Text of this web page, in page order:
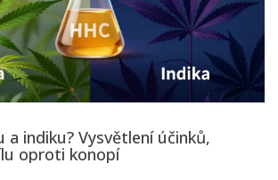
a indiku? Vysvětlení účinků,
oproti konopí